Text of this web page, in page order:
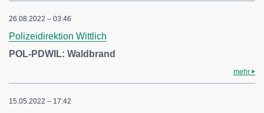
26.08.2022 – 03:46
Polizeidirektion Wittlich
POL-PDWIL: Waldbrand
mehr
15.05.2022 – 17:42